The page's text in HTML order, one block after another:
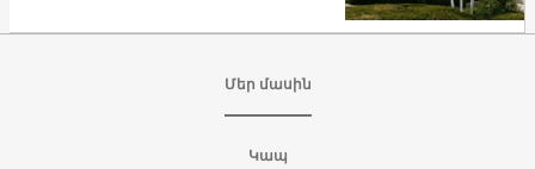
Մեր մասին
Կապ